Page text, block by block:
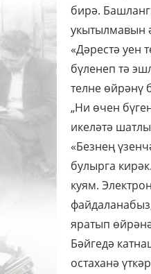
бирә.
укытылмавын
«Дәрестә уен
бүленеп тә
телне өйрәнү
„Ни өчен
икеләтә
«Безнең
булырга
куям.
яратып
Бәйгедә
остаханә